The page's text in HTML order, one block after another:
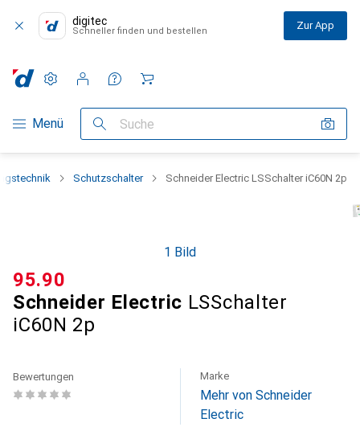
digitec
Schneller finden und bestellen Zur App
Navigation nach Kategorien
Menü Suche
Einstellungen
Kundenkonto
Vergleichslisten
Merklisten
Warenkorb
Schutzschalter Schneider Electric LSSchalter iC60N 2p
1 Bild
Schneider Electric LSSchalter
iC60N 2p
CHF
95.90
Bewertungen Marke
Mehr von Schneider
Electric